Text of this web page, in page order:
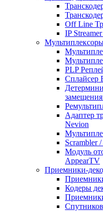
Off Line
IP
PLP
Сплайсер
Адаптер
Nevion
Scrambler
Модуль
AppearTV
Приемники-
Кодеры